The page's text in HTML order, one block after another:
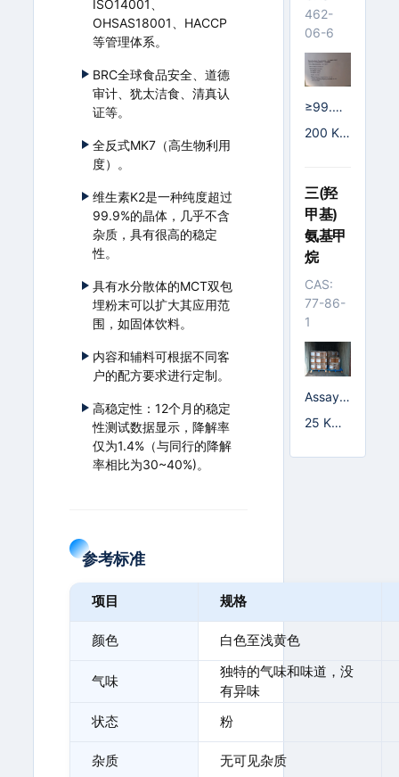
ISO14001、
OHSAS18001、HACCP
等管理体系。
BRC全球食品安全、道德
审计、犹太洁食、清真认
证等。
全反式MK7（高生物利用
度）。
维生素K2是一种纯度超过
99.9%的晶体，几乎不含
杂质，具有很高的稳定
性。
具有水分散体的MCT双包
埋粉末可以扩大其应用范
围，如固体饮料。
内容和辅料可根据不同客
户的配方要求进行定制。
高稳定性：12个月的稳定
性测试数据显示，降解率
仅为1.4%（与同行的降解
率相比为30~40%)。
参考标准
项目 规格
颜色 白色至浅黄色
气味
独特的气味和味道，没
有异味
状态
粉
杂质 无可见杂质
462-
06-6
≥99.
9%; 99.
200 K
KG/ISO
罐
三(羟
甲基)
氨基甲
烷
CAS:
77-86-
1
Assay≥
99.5%
25 KG/